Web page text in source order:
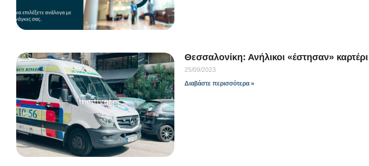
Θεσσαλονίκη: Ανήλικοι «έστησαν»
25/09/2023
Διαβάστε περισσότερα »